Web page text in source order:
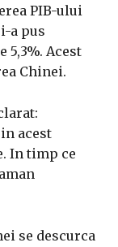
PIB-ului
a pus
5,3%. Acest
Chinei.
acest
In timp ce
se descurca